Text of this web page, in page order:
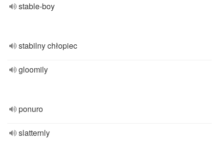
stable-boy
stabilny chłopiec
gloomily
ponuro
slatternly